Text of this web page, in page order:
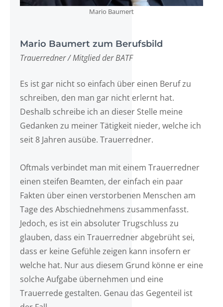
Mario Baumert
Mario Baumert zum Berufsbild
Trauerredner / Mitglied der BATF
Es ist gar nicht so einfach über einen Beruf zu
schreiben, den man gar nicht erlernt hat.
Deshalb schreibe ich an dieser Stelle meine
Gedanken zu meiner Tätigkeit nieder, welche ich
seit 8 Jahren ausübe. Trauerredner.
Oftmals verbindet man mit einem Trauerredner
einen steifen Beamten, der einfach ein paar
Fakten über einen verstorbenen Menschen am
Tage des Abschiednehmens zusammenfasst.
Jedoch, es ist ein absoluter Trugschluss zu
glauben, dass ein Trauerredner abgebrüht sei,
dass er keine Gefühle zeigen kann insofern er
welche hat. Nur aus diesem Grund könne er eine
solche Aufgabe übernehmen und eine
Trauerrede gestalten. Genau das Gegenteil ist